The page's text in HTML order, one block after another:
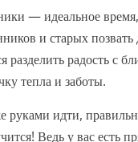
— идеальное
и старых
разделить радость с
тепла и заботы.
руками идти,
Ведь у вас есть